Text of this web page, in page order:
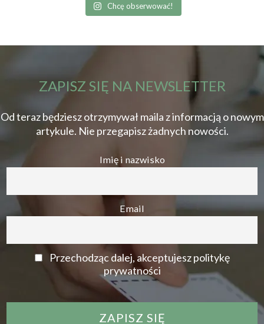
Chcę obserwować!
ZAPISZ SIĘ NA NEWSLETTER
Od teraz będziesz otrzymywał maila z informacją o nowym
artykule. Nie przegapisz żadnych nowości.
Imię i nazwisko
Email
Przechodząc dalej, akceptujesz politykę
prywatności